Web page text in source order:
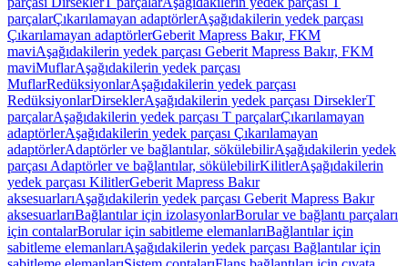
parçalarÇıkarılamayan adaptörlerAşağıdakilerin yedek parçası
Çıkarılamayan adaptörlerGeberit Mapress Bakır, FKM
maviAşağıdakilerin yedek parçası Geberit Mapress Bakır, FKM
maviMuflarAşağıdakilerin yedek parçası
MuflarRedüksiyonlarAşağıdakilerin yedek parçası
RedüksiyonlarDirseklerAşağıdakilerin yedek parçası DirseklerT
parçalarAşağıdakilerin yedek parçası T parçalarÇıkarılamayan
adaptörlerAşağıdakilerin yedek parçası Çıkarılamayan
adaptörlerAdaptörler ve bağlantılar, sökülebilirAşağıdakilerin yedek
parçası Adaptörler ve bağlantılar, sökülebilirKilitlerAşağıdakilerin
yedek parçası KilitlerGeberit Mapress Bakır
aksesuarlarıAşağıdakilerin yedek parçası Geberit Mapress Bakır
aksesuarlarıBağlantılar için izolasyonlarBorular ve bağlantı parçaları
için contalarBorular için sabitleme elemanlarıBağlantılar için
sabitleme elemanlarıAşağıdakilerin yedek parçası Bağlantılar için